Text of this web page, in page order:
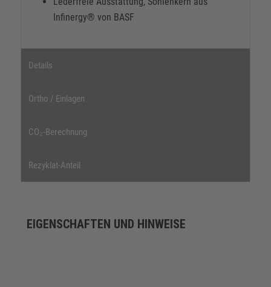
Infinergy® von BASF
Details
Ortho / Einlagen
CO₂-Berechnung
Rezyklat-Anteil
EIGENSCHAFTEN UND HINWEISE